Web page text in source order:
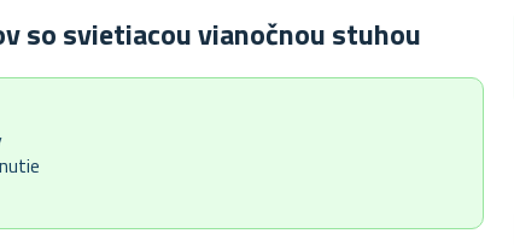
so svietiacou vianočnou stuhou